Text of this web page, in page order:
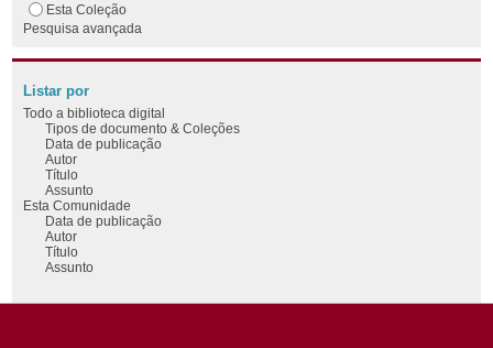
Esta Coleção
Pesquisa avançada
Listar por
Todo a biblioteca digital
Tipos de documento & Coleções
Data de publicação
Autor
Título
Assunto
Esta Comunidade
Data de publicação
Autor
Título
Assunto